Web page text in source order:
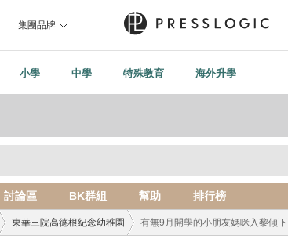
集團品牌
小學 中學 特殊教育 海外升學
討論區 BK群組 幫助 排行榜
東華三院高德根紀念幼稚園 有無9月開學的小朋友媽咪入黎傾下